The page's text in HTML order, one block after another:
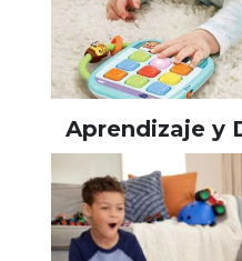
Aprendizaje y